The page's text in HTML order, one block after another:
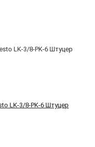
LK-3/8-PK-6 Штуцер